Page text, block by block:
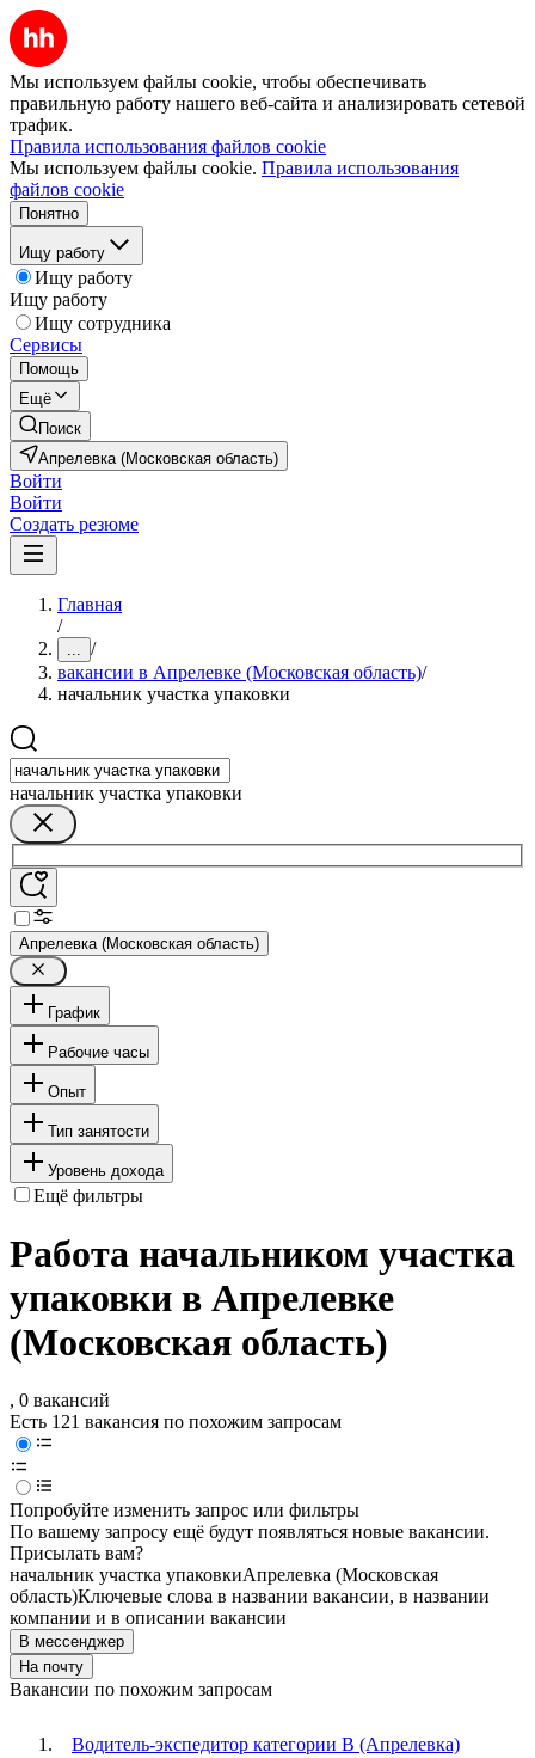
Мы используем файлы cookie, чтобы обеспечивать
правильную работу нашего веб-сайта и анализировать сетевой
трафик.
Правила использования файлов cookie
Мы используем файлы cookie. Правила использования
файлов cookie
Понятно
Ищу работу
Ищу работу
Ищу работу
Ищу сотрудника
Сервисы
Помощь
Ещё
Поиск
Апрелевка (Московская область)
Войти
Войти
Создать резюме
Главная
/
... /
вакансии в Апрелевке (Московская область)/
начальник участка упаковки
начальник участка упаковки
Апрелевка (Московская область)
График
Рабочие часы
Опыт
Тип занятости
Уровень дохода
Ещё фильтры
Работа начальником участка
упаковки в Апрелевке
(Московская область)
, 0 вакансий
Есть 121 вакансия по похожим запросам
Попробуйте изменить запрос или фильтры
По вашему запросу ещё будут появляться новые вакансии.
Присылать вам?
начальник участка упаковкиАпрелевка (Московская
область)Ключевые слова в названии вакансии, в названии
компании и в описании вакансии
В мессенджер
На почту
Вакансии по похожим запросам
Водитель-экспедитор категории В (Апрелевка)